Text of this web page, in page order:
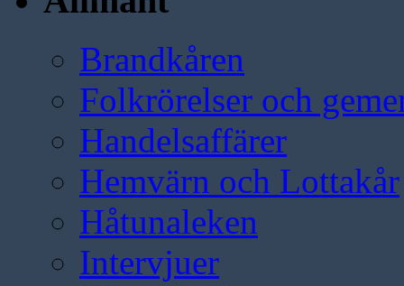
Brandkåren
Folkrörelser och
Handelsaffärer
Hemvärn och Lottakår
Håtunaleken
Intervjuer